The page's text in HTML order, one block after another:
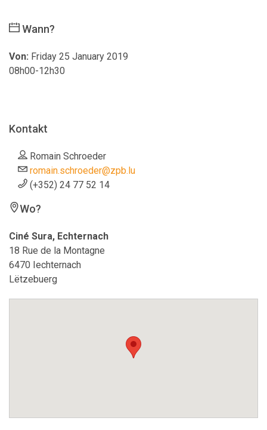
Wann?
Von: Friday 25 January 2019
08h00-12h30
Kontakt
Romain Schroeder
romain.schroeder@zpb.lu
(+352) 24 77 52 14
Wo?
Ciné Sura, Echternach
18 Rue de la Montagne
6470 Iechternach
Lëtzebuerg